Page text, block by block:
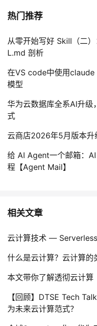
热门推荐
从零开始写好 Skill（二
L.md 剖析
在VS code中使用
模型
华为云数据库全系AI升
式
云商店2026年5月版本升
给 AI Agent一个邮箱：
程【Agent Mail】
相关文章
云计算技术 —
什么是云计算？云计算
本文带你了解透彻云计算
【回顾】DTSE Tech Talk 第13期丨Serverless凭什么被誉
为未来云计算范式？